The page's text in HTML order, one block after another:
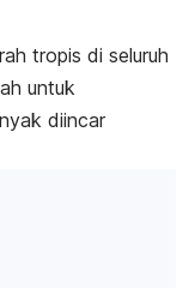
tropis di seluruh
untuk
diincar